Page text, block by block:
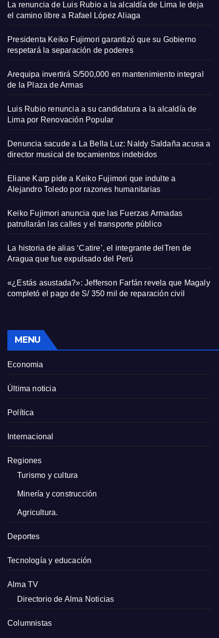
La renuncia de Luis Rubio a la alcaldía de Lima le deja
el camino libre a Rafael López Aliaga
Presidenta Keiko Fujimori garantizó que su Gobierno
respetará la separación de poderes
Arequipa invertirá S/500,000 en mantenimiento integral
de la Plaza de Armas
Luis Rubio renuncia a su candidatura a la alcaldía de
Lima por Renovación Popular
Denuncia sacude a La Bella Luz: Naldy Saldaña acusa a
director musical de tocamientos indebidos
Eliane Karp pide a Keiko Fujimori que indulte a
Alejandro Toledo por razones humanitarias
Keiko Fujimori anuncia que las Fuerzas Armadas
patrullarán las calles y el transporte público
La historia de alias ‘Catire’, el integrante delTren de
Aragua que fue expulsado del Perú
«¿Estás asustada?»: Jefferson Farfán revela que Magaly
completó el pago de S/ 350 mil de reparación civil
MENU
Economia
Última noticia
Política
Internacional
Regiones
Turismo y cultura
Minería y construcción
Agricultura.
Deportes
Tecnología y educación
Alma TV
Directorio de Alma Noticias
Columnistas